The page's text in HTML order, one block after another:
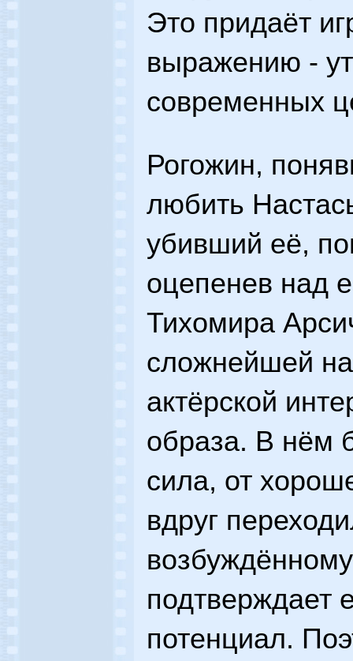
Это придаёт
выражению -
современных
Рогожин,
любить
убивший её,
оцепенев над
Тихомира
сложнейшей
актёрской
образа. В нём
сила, от
вдруг
подтверждает
потенциал.